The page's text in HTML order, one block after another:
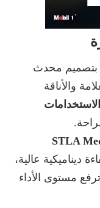
بتصميم محدث
والأناقة
ديناميكية عالية،
مستوى الأداء